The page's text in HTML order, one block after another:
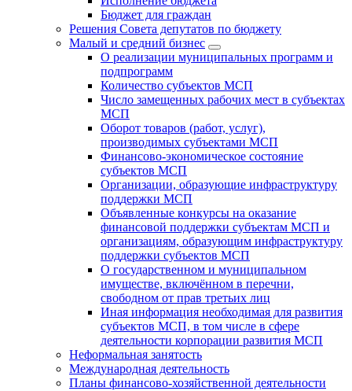
Бюджет для граждан
Решения Совета депутатов по бюджету
Малый и средний бизнес
О реализации муниципальных программ и
подпрограмм
Количество субъектов МСП
Число замещенных рабочих мест в субъектах
МСП
Оборот товаров (работ, услуг),
производимых субъектами МСП
Финансово-экономическое состояние
субъектов МСП
Организации, образующие инфраструктуру
поддержки МСП
Объявленные конкурсы на оказание
финансовой поддержки субъектам МСП и
организациям, образующим инфраструктуру
поддержки субъектов МСП
О государственном и муниципальном
имуществе, включённом в перечни,
свободном от прав третьих лиц
Иная информация необходимая для развития
субъектов МСП, в том числе в сфере
деятельности корпорации развития МСП
Неформальная занятость
Международная деятельность
Планы финансово-хозяйственной деятельности